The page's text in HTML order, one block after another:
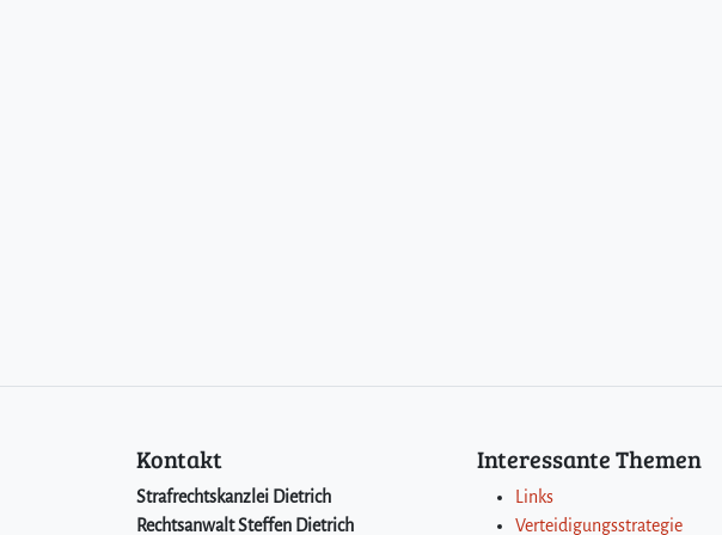
Kontakt
Strafrechtskanzlei Dietrich
Rechtsanwalt Steffen Dietrich
Interessante Themen
Links
Verteidigungsstrategie